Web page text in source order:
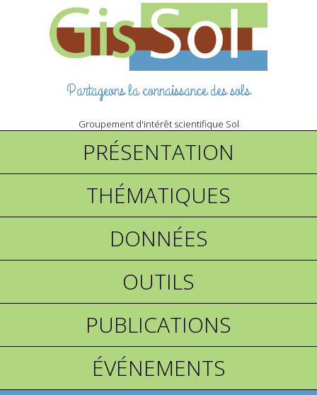
Partageons la connaissance des sols
Groupement d'intérêt scientifique Sol
PRÉSENTATION
THÉMATIQUES
DONNÉES
OUTILS
PUBLICATIONS
ÉVÉNEMENTS